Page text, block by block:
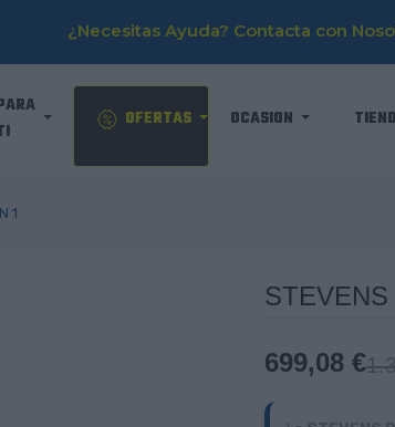
¿Necesitas Ayuda? Contacta con
OFERTAS OCASION
1
699,08 €